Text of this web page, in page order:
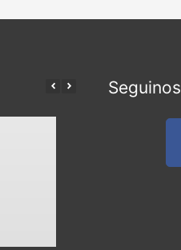
Seguinos